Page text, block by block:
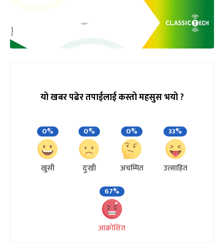
यो खबर पढेर तपाईलाई कस्तो महसुस भयो ?
0%
खुसी
0%
दुःखी
0%
अचम्मित
33%
उत्साहित
67%
आक्रोशित